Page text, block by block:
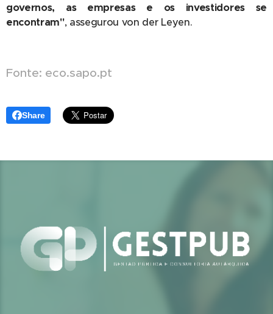
governos, as empresas e os investidores se
encontram", assegurou von der Leyen.
Fonte: eco.sapo.pt
Share